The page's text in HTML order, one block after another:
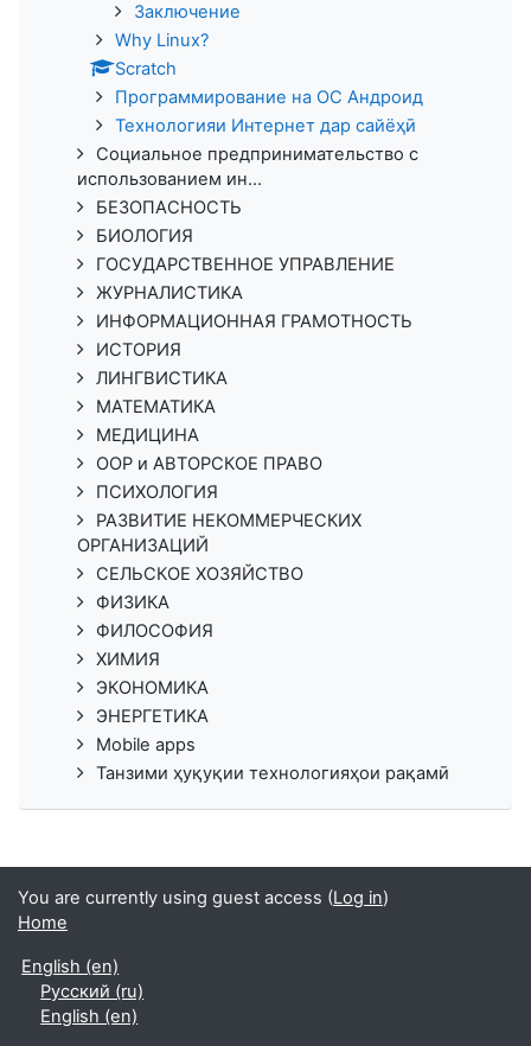
Заключение
Why Linux?
Scratch
Программирование на ОС Андроид
Технологияи Интернет дар сайёҳӣ
Социальное предпринимательство с
использованием ин...
БЕЗОПАСНОСТЬ
БИОЛОГИЯ
ГОСУДАРСТВЕННОЕ УПРАВЛЕНИЕ
ЖУРНАЛИСТИКА
ИНФОРМАЦИОННАЯ ГРАМОТНОСТЬ
ИСТОРИЯ
ЛИНГВИСТИКА
МАТЕМАТИКА
МЕДИЦИНА
ООР и АВТОРСКОЕ ПРАВО
ПСИХОЛОГИЯ
РАЗВИТИЕ НЕКОММЕРЧЕСКИХ
ОРГАНИЗАЦИЙ
СЕЛЬСКОЕ ХОЗЯЙСТВО
ФИЗИКА
ФИЛОСОФИЯ
ХИМИЯ
ЭКОНОМИКА
ЭНЕРГЕТИКА
Mobile apps
Танзими ҳуқуқии технологияҳои рақамӣ
You are currently using guest access (Log in)
Home
English ‎(en)‎
Русский ‎(ru)‎
English ‎(en)‎